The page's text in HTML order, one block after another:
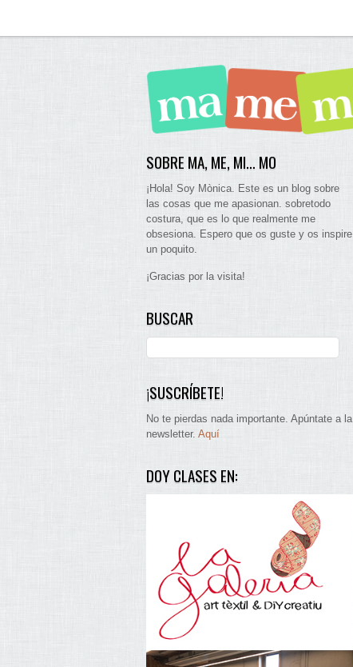
SOBRE MA, ME, MI… MO
¡Hola! Soy Mònica. Este es un blog sobre
las cosas que me apasionan. sobretodo
costura, que es lo que realmente me
obsesiona. Espero que os guste y os inspire
un poquito.
¡Gracias por la visita!
BUSCAR
¡SUSCRÍBETE!
No te pierdas nada importante. Apúntate a la
newsletter. Aquí
DOY CLASES EN: